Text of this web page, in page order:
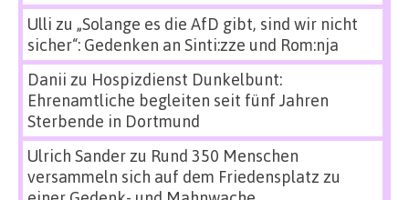
Ulli zu „Solange es die AfD gibt, sind wir nicht
sicher“: Gedenken an Sinti:zze und Rom:nja
Danii zu Hospizdienst Dunkelbunt:
Ehrenamtliche begleiten seit fünf Jahren
Sterbende in Dortmund
Ulrich Sanderzu Rund 350 Menschen
versammeln sich auf dem Friedensplatz zu